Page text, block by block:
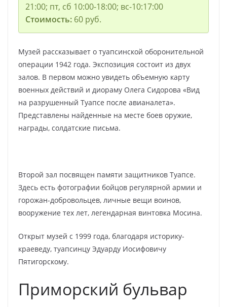
21:00; пт, сб 10:00-18:00; вс-10:17:00
Стоимость:60 руб.
Музей рассказывает о туапсинской оборонительной
операции 1942 года. Экспозиция состоит из двух
залов. В первом можно увидеть объемную карту
военных действий и диораму Олега Сидорова «Вид
на разрушенный Туапсе после авианалета».
Представлены найденные на месте боев оружие,
награды, солдатские письма.
Второй зал посвящен памяти защитников Туапсе.
Здесь есть фотографии бойцов регулярной армии и
горожан-добровольцев, личные вещи воинов,
вооружение тех лет, легендарная винтовка Мосина.
Открыт музей с 1999 года, благодаря историку-
краеведу, туапсинцу Эдуарду Иосифовичу
Пятигорскому.
Приморский бульвар